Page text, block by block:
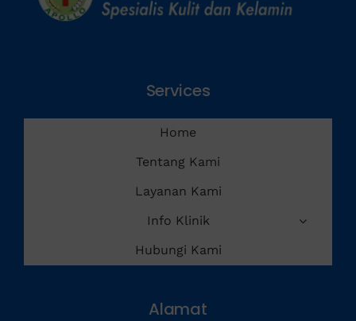
Services
Home
Tentang Kami
Layanan Kami
Info Klinik
Hubungi Kami
Alamat